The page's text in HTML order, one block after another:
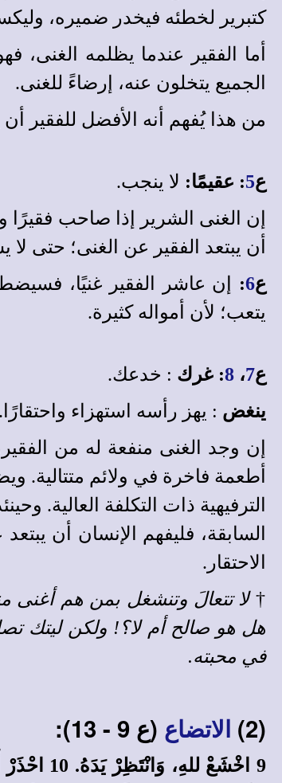
كتبرير لخطئه فيخدر ضميره،
أما الفقير عندما يظلمه الغنى،
الجميع يتخلون عنه، إرضاءً للغنى.
من هذا يُفهم أنه الأفضل للفقير
ع5: عقيمًا: لا ينجب.
إن الغنى الشرير إذا صاحب فقيرًا
أن يبتعد الفقير عن الغنى؛ حتى لا
ع6
:
إن عاشر الفقير غنيًا،
يتعب؛ لأن أمواله كثيرة.
ع7، 8: غرك : خدعك.
ينغض : يهز رأسه استهزاء واحتقارًا.
إن وجد الغنى منفعة له من
أطعمة فاخرة في ولائم متتالية.
الترفيهية ذات التكلفة العالية.
السابقة، فليفهم الإنسان أن
الاحتقار.
†لا تتعالَ وتنشغل بمن هم أغنى
هل هو صالح أم لا؟! ولكن ليتك
في محبته.
(2) الاتضاع (ع 9 - 13):